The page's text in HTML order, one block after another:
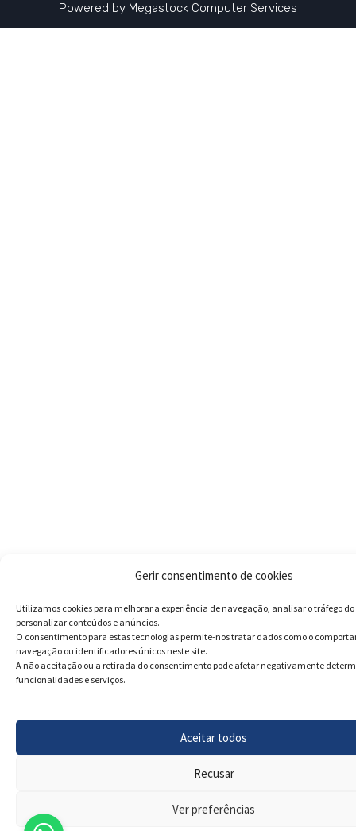
Gerir consentimento de cookies
Utilizamos cookies para melhorar a experiência de navegação, analisar o tráfego do
personalizar conteúdos e anúncios.
O consentimento para estas tecnologias permite-nos tratar dados como o
navegação ou identificadores únicos neste site.
A não aceitação ou a retirada do consentimento pode afetar negativamente
funcionalidades e serviços.
Aceitar todos
Recusar
Ver preferências
Powered by Megastock Computer Services